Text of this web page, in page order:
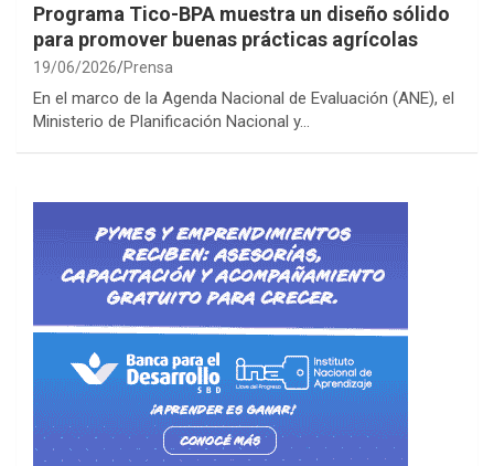
Programa Tico-BPA muestra un diseño sólido
para promover buenas prácticas agrícolas
19/06/2026 Prensa
En el marco de la Agenda Nacional de Evaluación (ANE), el
Ministerio de Planificación Nacional y…